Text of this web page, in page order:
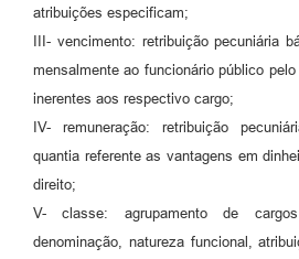
atribuições especificam;
III- vencimento: retribuição pecuniária
mensalmente ao funcionário público
inerentes aos respectivo cargo;
IV- remuneração: retribuição
quantia referente as vantagens em
direito;
V- classe: agrupamento de
denominação, natureza funcional,